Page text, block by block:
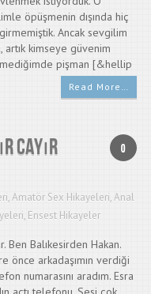
öpüşmenin dışında hiç
Ancak sevgilim
kimseye güvenim
pişman [&hellip
Read More…
0
Cayır
,Amatör Sex Hikayeleri,Anal
, Ensest Hikayeler
Ben Balıkesirden Hakan.
önce arkadaşımın verdiği
numarasını aradım. Esra